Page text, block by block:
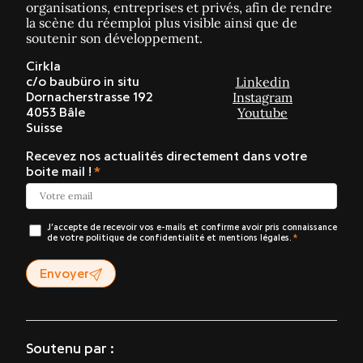
organisations, entreprises et privés, afin de rendre
la scène du réemploi plus visible ainsi que de
soutenir son développement.
Cirkla
c/o baubüro in situ
Dornacherstrasse 192
4053 Bâle
Suisse
Linkedin
Instagram
Youtube
Recevez nos actualités directement dans votre
boite mail !
J’accepte de recevoir vos e-mails et confirme avoir pris connaissance
de votre politique de confidentialité et mentions légales.
Envoyer
Soutenu par :